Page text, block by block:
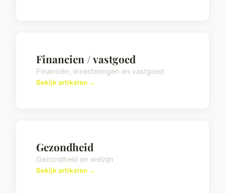
Financien / vastgoed
Financiën, investeringen en vastgoed
Bekijk artikelen →
Gezondheid
Gezondheid en welzijn
Bekijk artikelen →